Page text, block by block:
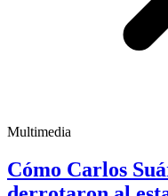
Multimedia
Cómo Carlos